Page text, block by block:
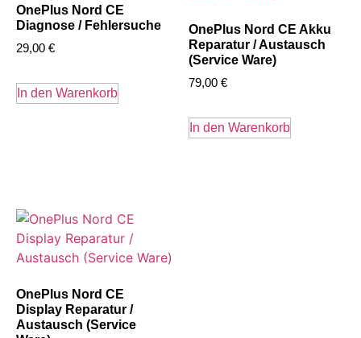
OnePlus Nord CE
Diagnose / Fehlersuche
29,00 €
In den Warenkorb
OnePlus Nord CE Akku
Reparatur / Austausch
(Service Ware)
79,00 €
In den Warenkorb
OnePlus Nord CE
Display Reparatur /
Austausch (Service